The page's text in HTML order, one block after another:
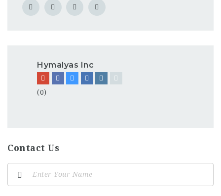
Hymalyas Inc
(0)
Contact Us